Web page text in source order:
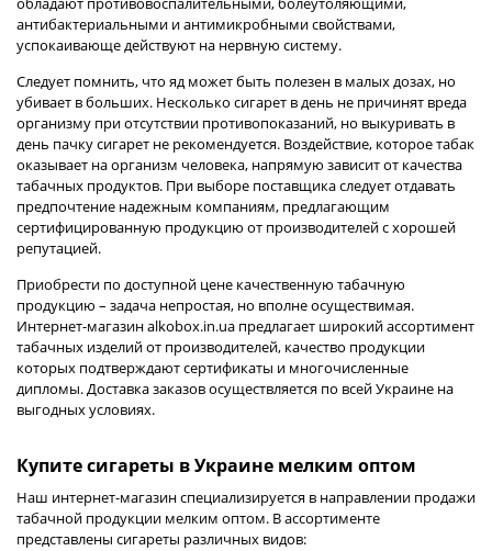
антибактериальными и антимикробными свойствами,
успокаивающе действуют на нервную систему.
Следует помнить, что яд может быть полезен в малых дозах, но
убивает в больших. Несколько сигарет в день не причинят вреда
организму при отсутствии противопоказаний, но выкуривать в
день пачку сигарет не рекомендуется. Воздействие, которое табак
оказывает на организм человека, напрямую зависит от качества
табачных продуктов. При выборе поставщика следует отдавать
предпочтение надежным компаниям, предлагающим
сертифицированную продукцию от производителей с хорошей
репутацией.
Приобрести по доступной цене качественную табачную
продукцию – задача непростая, но вполне осуществимая.
Интернет-магазинalkobox.in.ua предлагает широкий ассортимент
табачных изделий от производителей, качество продукции
которых подтверждают сертификаты и многочисленные
дипломы. Доставка заказов осуществляется по всей Украине на
выгодных условиях.
Купите сигареты в Украине мелким оптом
Наш интернет-магазин специализируется в направлении продажи
табачной продукции мелким оптом. В ассортименте
представлены сигареты различных видов: